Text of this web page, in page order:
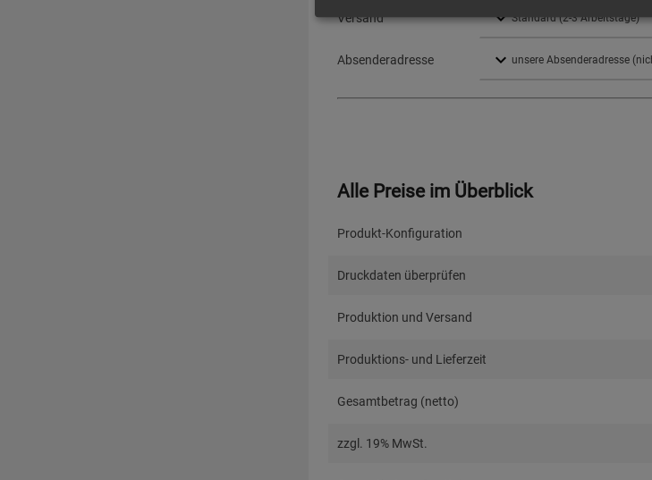
Versand
Absenderadresse
Alle Preise im Überblick
Produkt-Konfiguration
Druckdaten überprüfen
Produktion und Versand
Produktions- und Lieferzeit
Gesamtbetrag (netto)
zzgl. 19% MwSt.